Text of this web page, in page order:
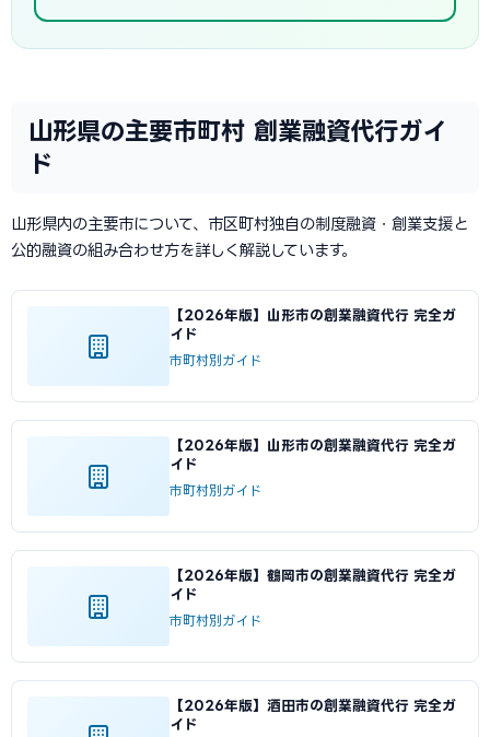
山形県の主要市町村 創業融資代行ガイ
ド
山形県内の主要市について、市区町村独自の制度融資・創業支援と
公的融資の組み合わせ方を詳しく解説しています。
【2026年版】山形市の創業融資代行 完全ガ
イド
市町村別ガイド
【2026年版】山形市の創業融資代行 完全ガ
イド
市町村別ガイド
【2026年版】鶴岡市の創業融資代行 完全ガ
イド
市町村別ガイド
【2026年版】酒田市の創業融資代行 完全ガ
イド